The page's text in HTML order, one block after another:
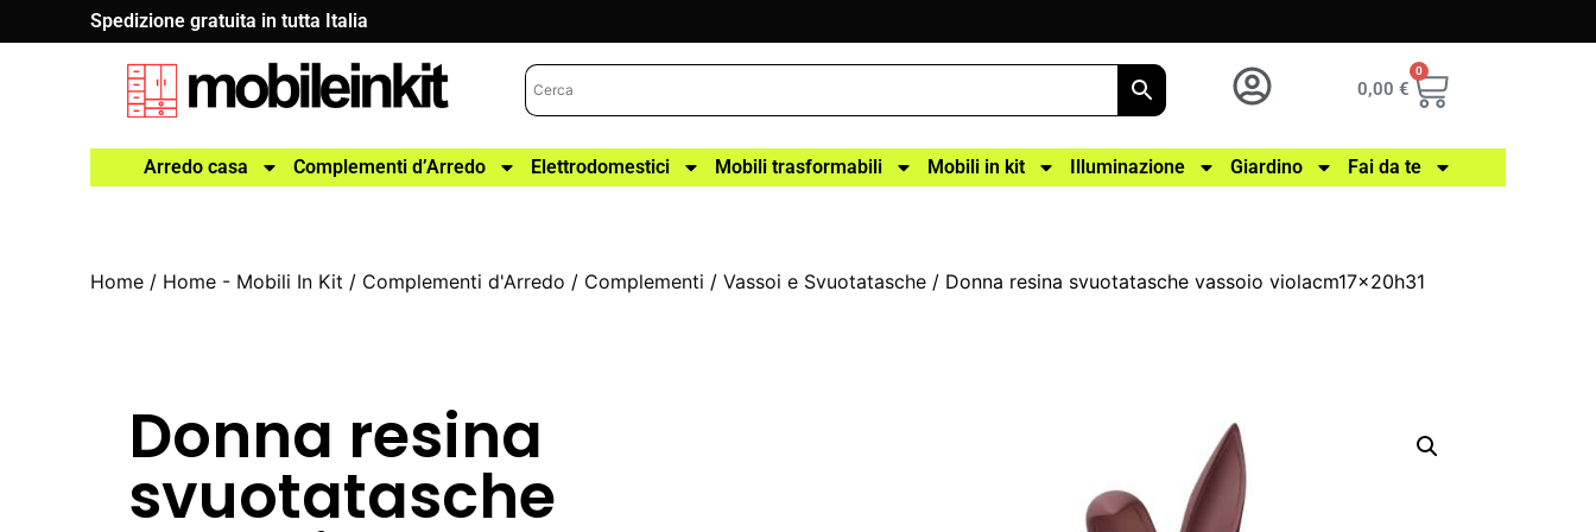
Spedizione gratuita in tutta Italia
0,00 €
0
Arredo casa Complementi d’Arredo Elettrodomestici Mobili trasformabili Mobili in kit Illuminazione Giardino Fai da te
Home / Home - Mobili In Kit / Complementi d'Arredo / Complementi /Vassoi e Svuotatasche / Donna resina svuotatasche vassoio violacm17x20h31
Donna resina
svuotatasche